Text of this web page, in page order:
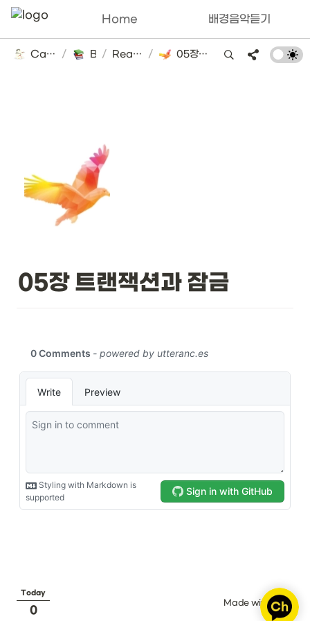
Home 배경음악듣기
Catsbi's DLog / Books
/ Real MySQL / 05장 트랜잭션과 잠금
05장 트랜잭션과 잠금
Today
0
Made with